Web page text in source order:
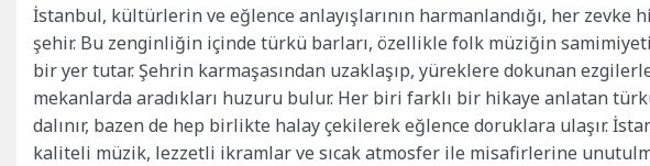
İstanbul, kültürlerin ve eğlence anlayışlarının harmanlandığı, her
şehir. Bu zenginliğin içinde türkü barları, özellikle folk müziğin
bir yer tutar. Şehrin karmaşasından uzaklaşıp, yüreklere dokunan
mekanlarda aradıkları huzuru bulur. Her biri farklı bir hikaye anlatan
dalınır, bazen de hep birlikte halay çekilerek eğlence doruklara ulaşır.
kaliteli müzik, lezzetli ikramlar ve sıcak atmosfer ile misafirlerine